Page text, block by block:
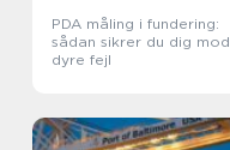
PDA måling i fundering:
sådan sikrer du dig mod
dyre fejl